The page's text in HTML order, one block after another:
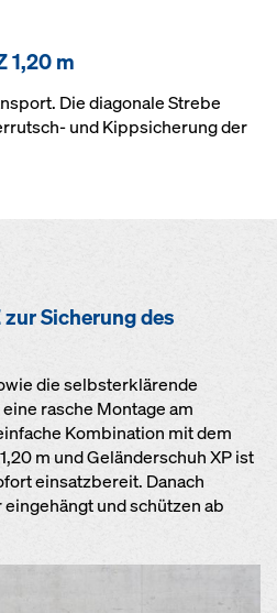
1,20 m
Die diagonale Strebe
und Kippsicherung der
Sicherung des
die selbsterklärende
rasche Montage am
Kombination mit dem
m und Geländerschuh XP ist
einsatzbereit. Danach
und schützen ab